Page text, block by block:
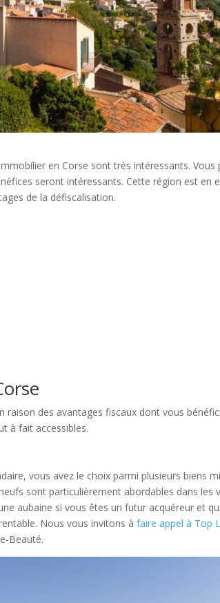
en Corse sont très intéressants. Vous
seront intéressants. Cette région est en
de la défiscalisation.
des avantages fiscaux dont vous
à fait accessibles.
vous avez le choix parmi plusieurs biens
sont particulièrement abordables dans les
aubaine si vous êtes un futur acquéreur et
Nous vous invitons àfaire appel à Top
Beauté.